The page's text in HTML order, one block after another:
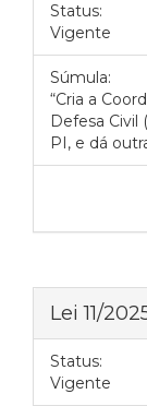
Status:
Vigente
Súmula:
“Cria a
Defesa Civil
PI, e dá
Lei 11/
Status:
Vigente